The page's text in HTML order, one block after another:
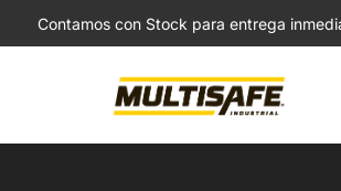
Contamos con Stock para entrega